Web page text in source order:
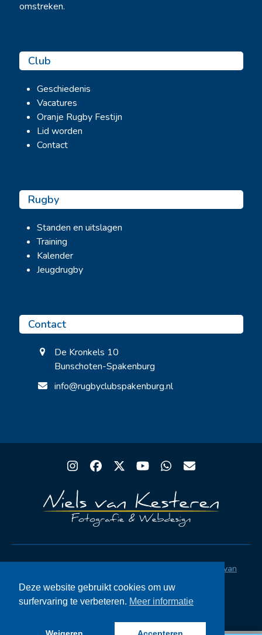
omstreken.
Club
Geschiedenis
Vacatures
Oranje Rugby Festijn
Lid worden
Contact
Rugby
Standen en uitslagen
Training
Kalender
Jeugdrugby
Contact
De Kronkels 10
Bunschoten-Spakenburg
info@rugbyclubspakenburg.nl
Instagram
Facebook
TwitterYouTubeWhatsapp
Email
Niels van
Kesteren
Privacystatement AVG
Deze website gebruikt cookies om uw
surfervaring te verbeteren. Meer informatie